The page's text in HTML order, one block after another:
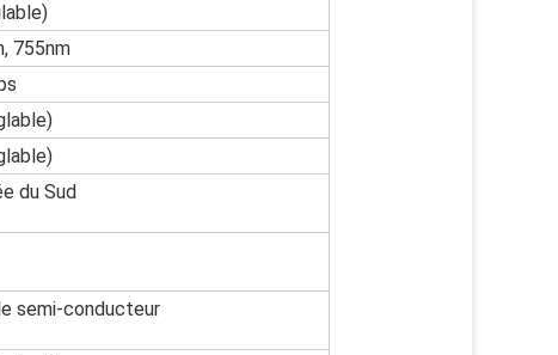
755nm
du Sud
semi-conducteur